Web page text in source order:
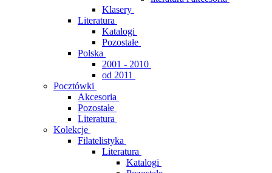
Klasery
Literatura
Katalogi
Pozostałe
Polska
2001 - 2010
od 2011
Pocztówki
Akcesoria
Pozostałe
Literatura
Kolekcje
Filatelistyka
Literatura
Katalogi